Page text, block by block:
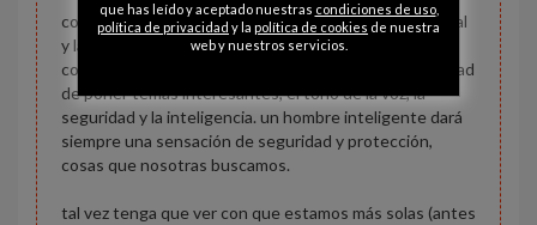
conocer y pasarla good. en general, el hombre es visual
y las mujeres más auditivas. se puede llegar a
conquistar a una mujer por la conversación, la capacidad
de poner temas interesantes, el tono de la voz, la
seguridad y la inteligencia. un hombre inteligente dará
siempre una sensación de seguridad y protección,
cosas que nosotras buscamos.
tal vez tenga que ver con que estamos más solas (antes
que has leído y aceptado nuestras condiciones de uso,
política de privacidad y la política de cookies de nuestra
web y nuestros servicios.